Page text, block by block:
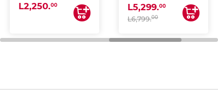
L2,250.00
ESCANEA)
L5,299.00
L6,799.00